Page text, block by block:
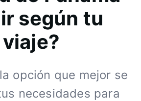
según tu
viaje?
opción que mejor se
necesidades para